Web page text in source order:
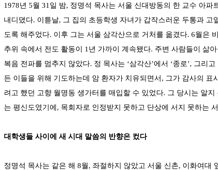
1978년 5월 31일 밤, 정명석 목사는 서울 신대방동의 한 교수 아
내디뎠다. 이튿날, 그 집의 초등학생 자녀가 갑작스러운 두통과
도록 해주었다. 이후 그는 서울 삼각산으로 거처를 옮겼다. 6월은
추위 속에서 전도 활동이 1년 가까이 계속됐다. 주변 사람들이 삶
복음 전파를 멈추지 않았다. 정 목사는 ‘삼각산’에서 ‘종로’, 그리
든 이들을 위해 기도하는데 암 환자가 치유되면서, 그가 감사의
려고 했던 고향 월명동 생가터를 매입할 수 있었다. 그 당시는 알
는 평신도였기에, 목회자로 인정받지 못하고 단상에 서지 못하는
대학생들 사이에 새 시대 말씀의 반향은 컸다
정명석 목사는 같은 해 8월, 좌절하지 않았고 서울 신촌, 이화여